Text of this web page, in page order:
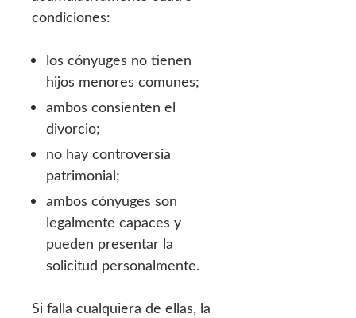
condiciones:
los cónyuges no tienen
hijos menores comunes;
ambos consienten el
divorcio;
no hay controversia
patrimonial;
ambos cónyuges son
legalmente capaces y
pueden presentar la
solicitud personalmente.
Si falla cualquiera de ellas, la